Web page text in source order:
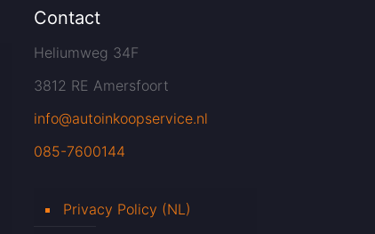
Contact
Heliumweg 34F
3812 RE Amersfoort
info@autoinkoopservice.nl
085-7600144
Privacy Policy (NL)